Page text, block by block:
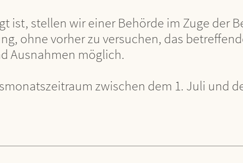
ist, stellen wir einer Behörde im Zuge der
ohne vorher zu versuchen, das
Ausnahmen möglich.
zwischen dem 1. Juli und